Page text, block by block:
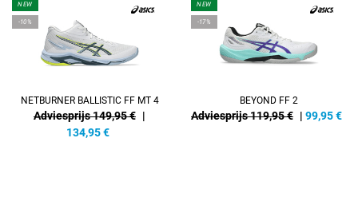
NEW
-10%
NETBURNER BALLISTIC FF MT 4
Adviesprijs 149,95 € |
134,95 €
NEW
-17%
BEYOND FF 2
Adviesprijs 119,95 € | 99,95€